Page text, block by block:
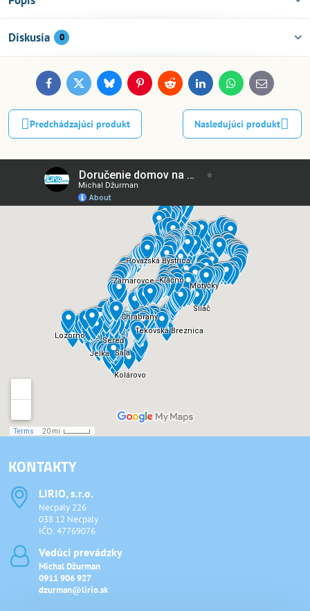
Diskusia 0
FacebookTwitterBlueskyPinterestReddit LinkedInWhatsApp
E-
mail
Predchádzajúci produkt Nasledujúci produkt
KONTAKTY
LIRIO, s​.r​.o​.
Necpaly 226
038 12 Necpaly
IČO: 47769076
Vedúci prevádzky
Michal Džurman
0911 906 927
dzurman@lirio.sk